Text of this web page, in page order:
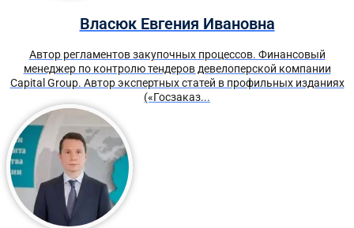
Власюк Евгения Ивановна
Автор регламентов закупочных процессов. Финансовый
менеджер по контролю тендеров девелоперской компании
Capital Group. Автор экспертных статей в профильных изданиях
(«Госзаказ...